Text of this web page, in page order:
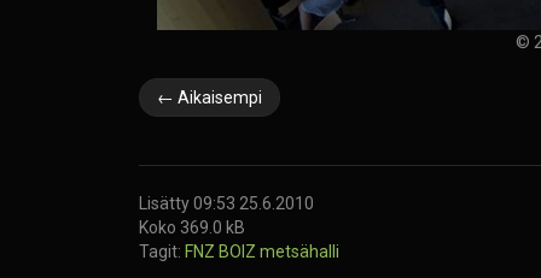
©
← Aikaisempi
Lisätty 09:53 25.6.2010
Koko 369.0 kB
Tagit: FNZ BOIZ metsähalli